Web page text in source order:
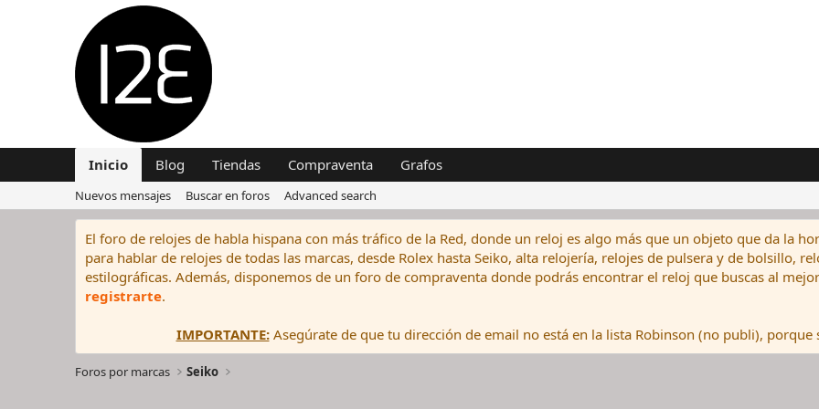
Inicio Blog Tiendas Compraventa Grafos
Nuevos mensajes Buscar en foros Advanced search
El foro de relojes de habla hispana con más tráfico de la Red, donde un reloj es algo más que un objeto que da la
para hablar de relojes de todas las marcas, desde Rolex hasta Seiko, alta relojería, relojes de pulsera y de bolsillo,
estilográficas. Además, disponemos de un foro de compraventa donde podrás encontrar el reloj que buscas al
registrarte.
IMPORTANTE:Asegúrate de que tu dirección de email no está en la lista Robinson (no publi), porque
Foros por marcas Seiko